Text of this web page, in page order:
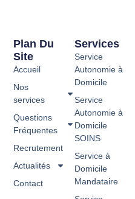
Services
Service
Autonomie à
Domicile
Service
Autonomie à
Domicile
SOINS
Service à
Domicile
Mandataire
Plan Du
Site
Accueil
Nos
services
Questions
Fréquentes
Recrutement
Actualités
Contact